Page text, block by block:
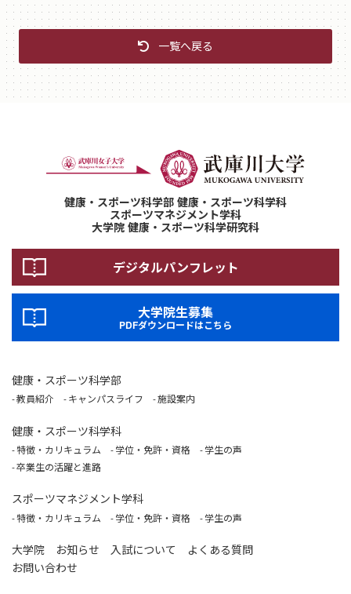
一覧へ戻る
健康・スポーツ科学部 健康・スポーツ科学科
スポーツマネジメント学科
大学院 健康・スポーツ科学研究科
デジタルパンフレット
大学院生募集
PDFダウンロードはこちら
健康・スポーツ科学部
教員紹介 キャンパスライフ 施設案内
健康・スポーツ科学科
特徴・カリキュラム 学位・免許・資格
学生の声
卒業生の活躍と進路
スポーツマネジメント学科
特徴・カリキュラム 学位・免許・資格 学生の声
大学院 お知らせ 入試について
よくある質問
お問い合わせ